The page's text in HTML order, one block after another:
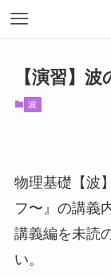
【演習】
波
物理基礎【波
フ〜』の講義
講義編を未読
い。